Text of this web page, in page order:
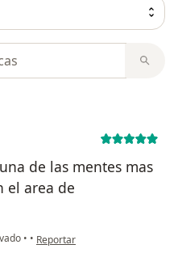
de las mentes mas
el area de
• • en opinión del usuario paciente
Reportar